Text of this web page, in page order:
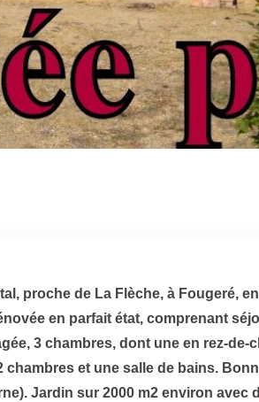
proche de La Flèche, à Fougeré,
en parfait état, comprenant
3 chambres, dont une en rez-de-
chambres et une salle de bains.
Jardin sur 2000 m2 environ avec